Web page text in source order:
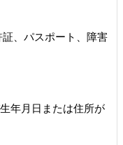
、パスポート、障害
年月日または住所が